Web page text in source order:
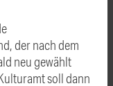
der nach dem
neu gewählt
soll dann